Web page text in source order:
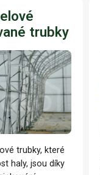
trubky
trubky, které
haly, jsou díky